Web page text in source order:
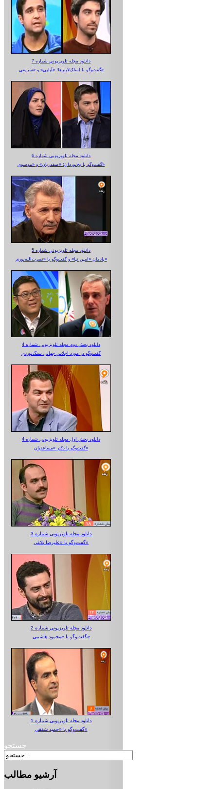
دانلود مجله تلویزیونی شماره 7
گفت‌وگو با اسلک‌لاینرها؛ «آبایی» و «شریفی»
دانلود مجله تلویزیونی شماره 6
گفت‌وگو با یخ‌نوردان؛ «صفدریان» و «موسوی»
دانلود مجله تلویزیونی شماره 5
یادمان «امین نیا» و گفت‌وگو با «نصرت‌الله‌نوری»
دانلود بخش دوم مجله تلویزیونی شماره 4
گفت‌وگو در مورد اجلاس جهانی سنگ‌نوردی
دانلود بخش اول مجله تلویزیونی شماره 4
گفت‌وگو با دکتر «مساعدیان»
دانلود مجله تلویزیونی شماره 3
گفت‌وگو با «علیرضا بلاغی»
دانلود مجله تلویزیونی شماره 2
گفت‌وگو با «محمود هاشمی»
دانلود مجله تلویزیونی شماره 1
گفت‌وگو با «حمید شفقی»
جستجو
آرشیو مطالب